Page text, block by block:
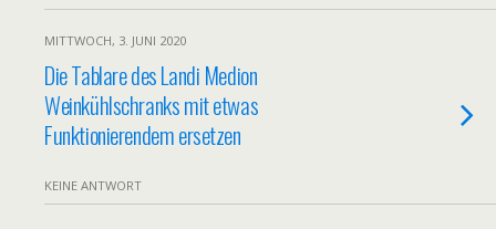
MITTWOCH, 3. JUNI 2020
Die Tablare des Landi Medion
Weinkühlschranks mit etwas
Funktionierendem ersetzen
KEINE ANTWORT